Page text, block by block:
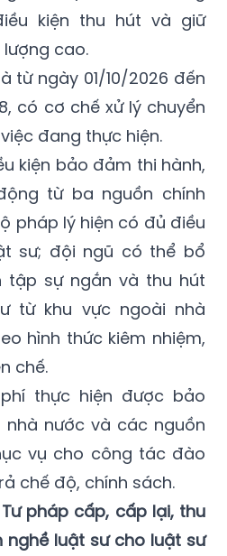
kiện thu hút và giữ
cao.
từ ngày 01/10/2026 đến
có cơ chế xử lý chuyển
đang thực hiện.
kiện bảo đảm thi hành,
từ ba nguồn chính
pháp lý hiện có đủ điều
sư; đội ngũ có thể bổ
tập sự ngắn và thu hút
từ khu vực ngoài nhà
hình thức kiêm nhiệm,
chế.
thực hiện được bảo
nước và các nguồn
vụ cho công tác đào
chế độ, chính sách.
pháp cấp, cấp lại, thu
nghề luật sư cho luật sư